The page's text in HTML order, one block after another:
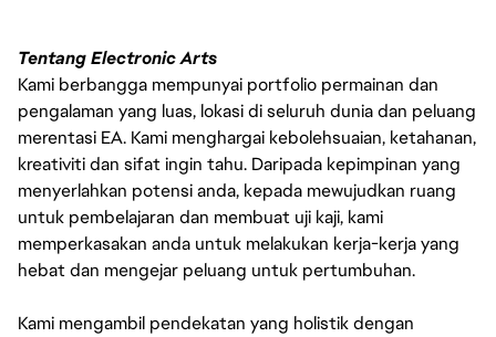
Tentang Electronic Arts
Kami berbangga mempunyai portfolio permainan dan
pengalaman yang luas, lokasi di seluruh dunia dan peluang
merentasi EA. Kami menghargai kebolehsuaian, ketahanan,
kreativiti dan sifat ingin tahu. Daripada kepimpinan yang
menyerlahkan potensi anda, kepada mewujudkan ruang
untuk pembelajaran dan membuat uji kaji, kami
memperkasakan anda untuk melakukan kerja-kerja yang
hebat dan mengejar peluang untuk pertumbuhan.
Kami mengambil pendekatan yang holistik dengan